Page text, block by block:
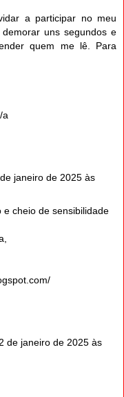
a participar no meu
uns segundos e
quem me lê. Para
a
janeiro de 2025 às
cheio de sensibilidade
de janeiro de 2025 às